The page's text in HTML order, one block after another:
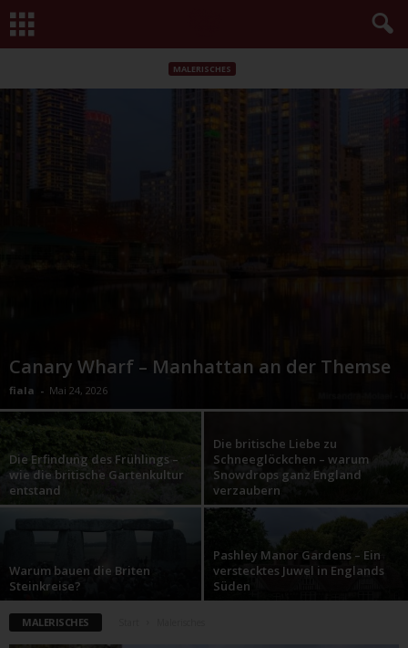
MALERISCHES
Canary Wharf – Manhattan an der Themse
fiala - Mai 24, 2026
Die Erfindung des Frühlings –
wie die britische Gartenkultur
entstand
Die britische Liebe zu
Schneeglöckchen – warum
Snowdrops ganz England
verzaubern
Warum bauen die Briten
Steinkreise?
Pashley Manor Gardens – Ein
verstecktes Juwel in Englands
Süden
MALERISCHES